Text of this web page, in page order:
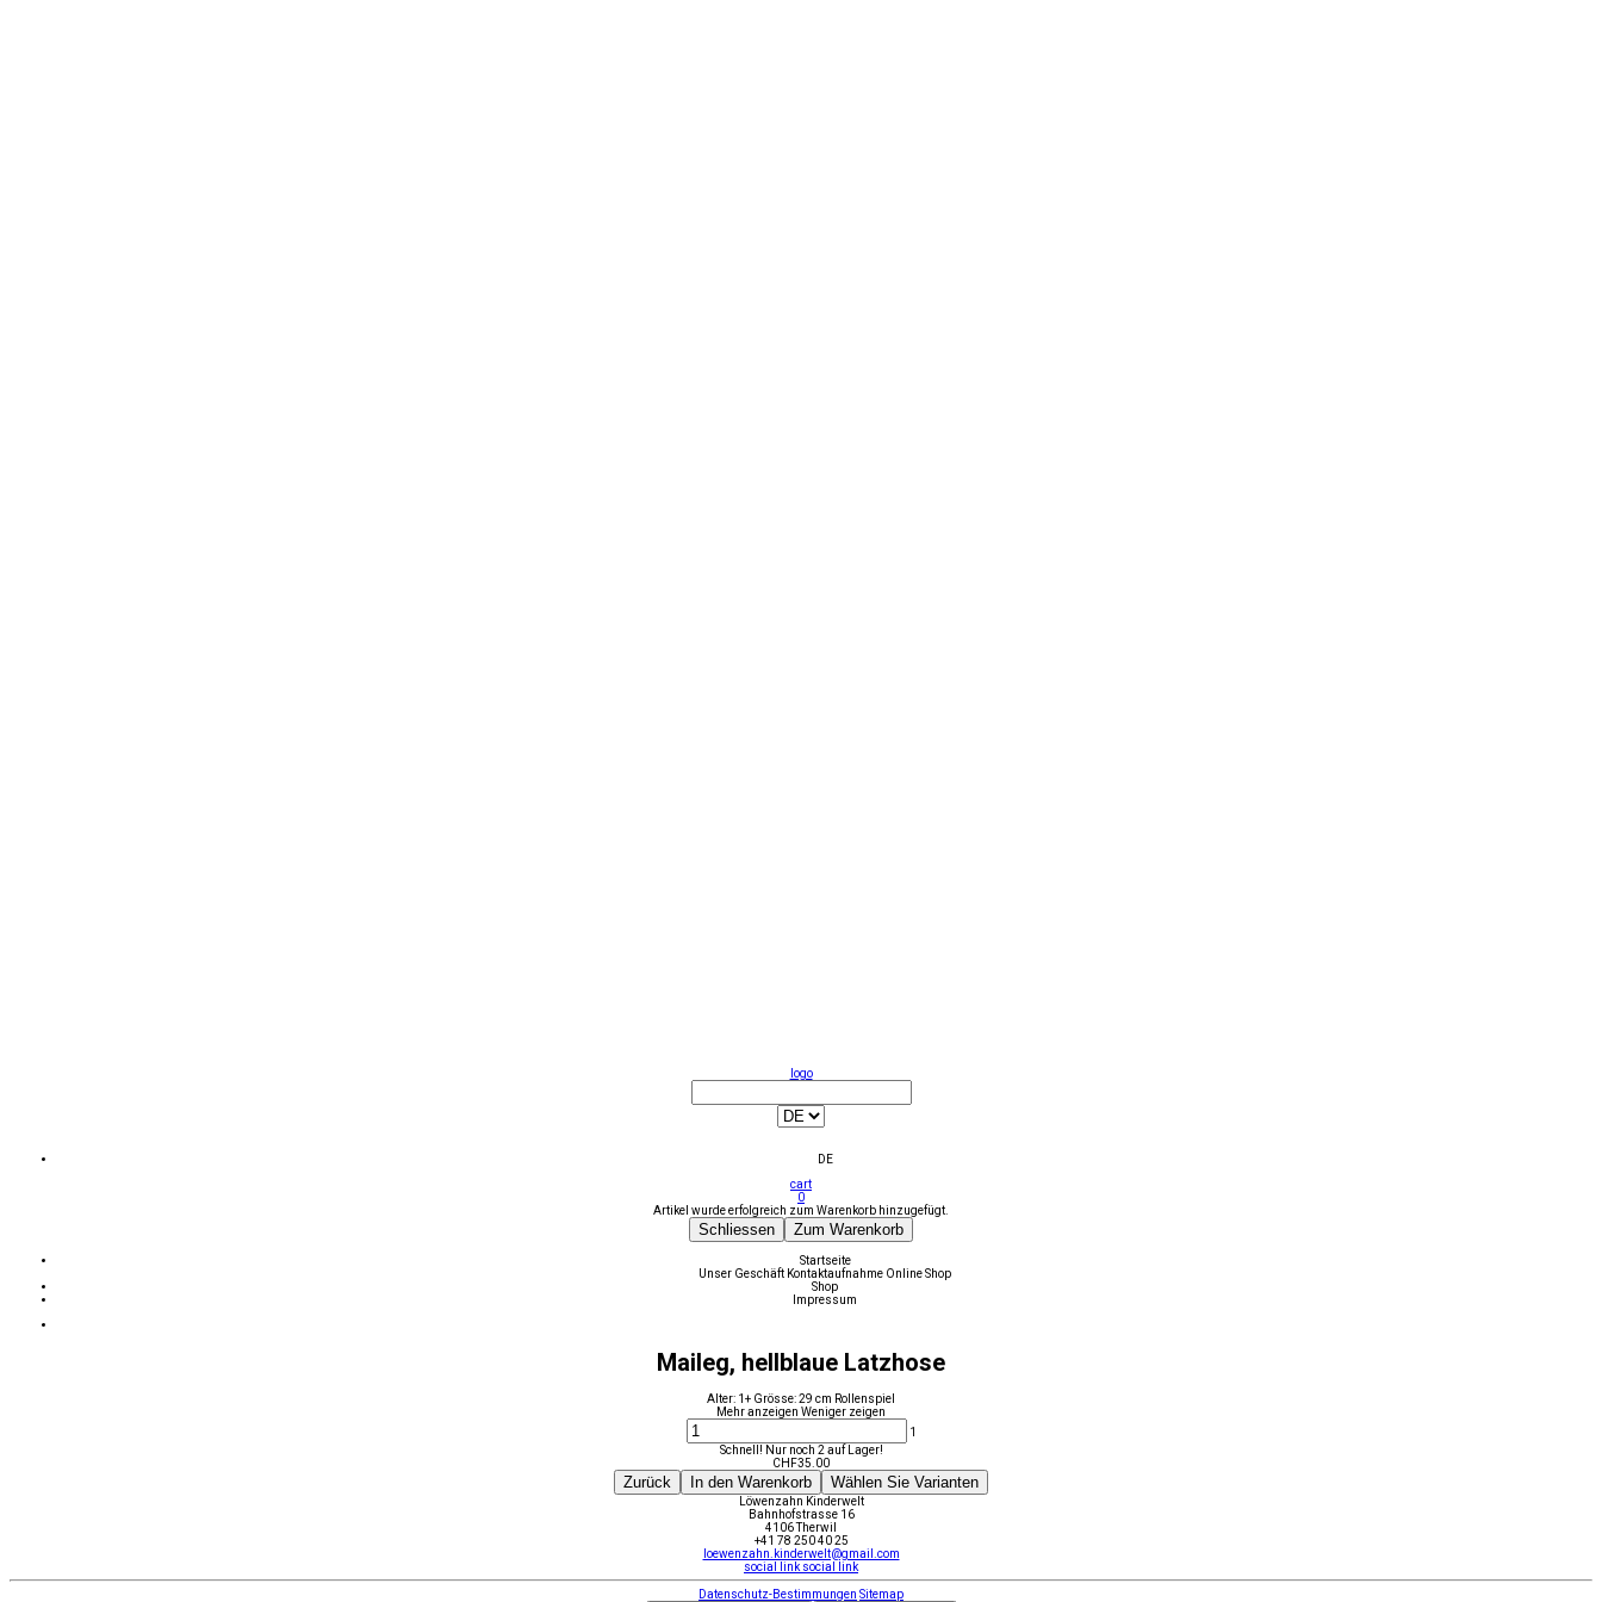
logo
DE
cart
0
Artikel wurde erfolgreich zum Warenkorb hinzugefügt.
Schliessen Zum Warenkorb
Startseite
Unser Geschäft Kontaktaufnahme Online Shop
Shop
Impressum
Maileg, hellblaue Latzhose
Alter: 1+ Grösse: 29 cm Rollenspiel
Mehr anzeigen Weniger zeigen
1
Schnell! Nur noch 2 auf Lager!
CHF35.00
Zurück In den Warenkorb Wählen Sie Varianten
Löwenzahn Kinderwelt
Bahnhofstrasse 16
4106 Therwil
+41 78 250 40 25
loewenzahn.kinderwelt@gmail.com
social link social link
Datenschutz-Bestimmungen Sitemap